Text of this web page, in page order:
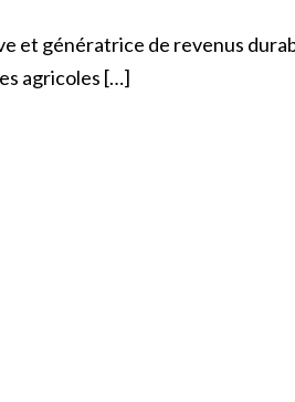
génératrice de revenus
agricoles […]